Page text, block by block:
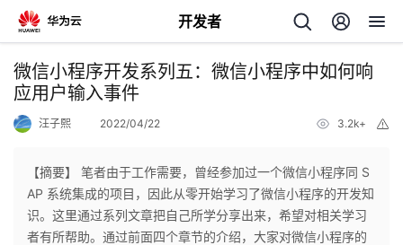
开发者
返
回
个
微信小程序开发系列五：微信小程序中如何响
应用户输入事件
汪子熙 2022/04/22 3.2k+
【摘要】 笔者由于工作需要，曾经参加过一个微信小程序同 S
AP 系统集成的项目，因此从零开始学习了微信小程序的开发知
识。这里通过系列文章把自己所学分享出来，希望对相关学习
者有所帮助。通过前面四个章节的介绍，大家对微信小程序的